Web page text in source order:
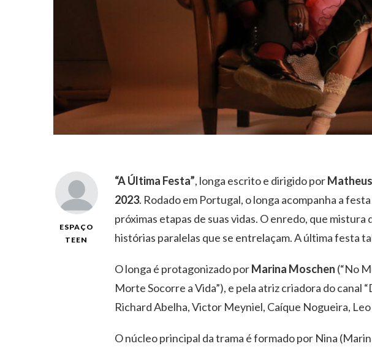
ESPAÇO
TEEN
“A Última Festa”, longa escrito e dirigido por
2023. Rodado em Portugal, o longa acompanha a
próximas etapas de suas vidas. O enredo, que
histórias paralelas que se entrelaçam. A última festa
O longa é protagonizado porMarina Moschen (“No
Morte Socorre a Vida”), e pela atriz criadora do canal
Richard Abelha, Victor Meyniel, Caíque Nogueira,
O núcleo principal da trama é formado por Nina